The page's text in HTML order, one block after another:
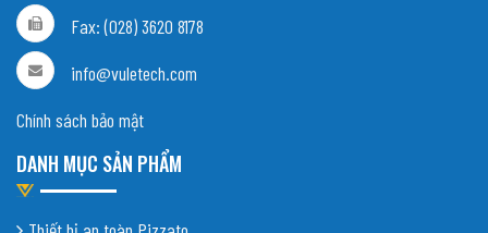
Fax: (028) 3620 8178
info@vuletech.com
Chính sách bảo mật
DANH MỤC SẢN PHẨM